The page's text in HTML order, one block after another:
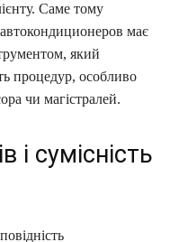
Саме тому
має
який
процедур, особливо
чи магістралей.
і сумісність